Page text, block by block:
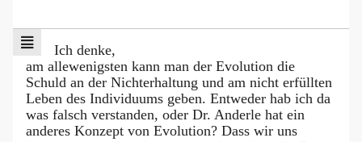
Ich denke,
am allewenigsten kann man der Evolution die
Schuld an der Nichterhaltung und am nicht erfüllten
Leben des Individuums geben. Entweder hab ich da
was falsch verstanden, oder Dr. Anderle hat ein
anderes Konzept von Evolution? Dass wir uns